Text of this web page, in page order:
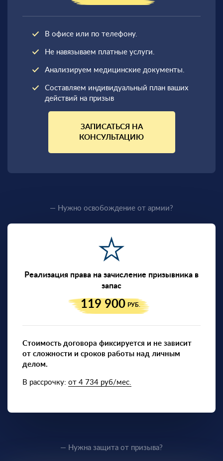
В офисе или по телефону.
Не навязываем платные услуги.
Анализируем медицинские документы.
Составляем индивидуальный план ваших
действий на призыв
ЗАПИСАТЬСЯ НА
КОНСУЛЬТАЦИЮ
— Нужно освобождение от армии?
Реализация права на зачисление призывника в
запас
119 900 РУБ.
Стоимость договора фиксируется и не зависит
от сложности и сроков работы над личным
делом.
В рассрочку: от 4 734 руб/мес.
— Нужна защита от призыва?